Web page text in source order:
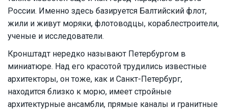
России. Именно здесь базируется Балтийский флот,
жили и живут моряки, флотоводцы, кораблестроители,
ученые и исследователи.
Кронштадт нередко называют Петербургом в
миниатюре. Над его красотой трудились известные
архитекторы, он тоже, как и Санкт-Петербург,
находится близко к морю, имеет стройные
архитектурные ансамбли, прямые каналы и гранитные